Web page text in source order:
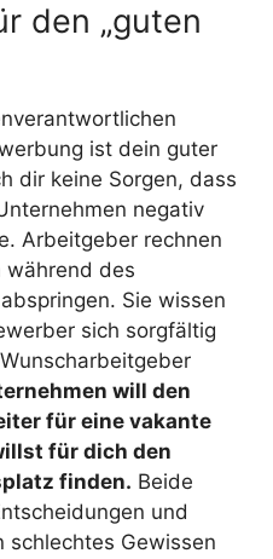
den „guten
ist dein guter
dir keine Sorgen, dass
negativ
Arbeitgeber rechnen
während des
Sie wissen
sich sorgfältig
will den
für eine vakante
für dich den
finden. Beide
und
schlechtes Gewissen